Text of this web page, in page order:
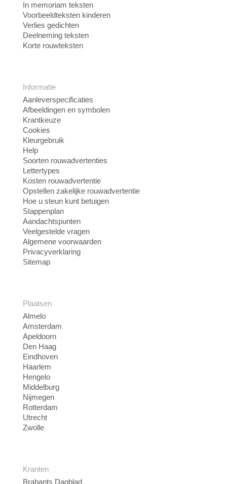
In memoriam teksten
Voorbeeldteksten kinderen
Verlies gedichten
Deelneming teksten
Korte rouwteksten
Informatie
Aanleverspecificaties
Afbeeldingen en symbolen
Krantkeuze
Cookies
Kleurgebruik
Help
Soorten rouwadvertenties
Lettertypes
Kosten rouwadvertentie
Opstellen zakelijke rouwadvertentie
Hoe u steun kunt betuigen
Stappenplan
Aandachtspunten
Veelgestelde vragen
Algemene voorwaarden
Privacyverklaring
Sitemap
Plaatsen
Almelo
Amsterdam
Apeldoorn
Den Haag
Eindhoven
Haarlem
Hengelo
Middelburg
Nijmegen
Rotterdam
Utrecht
Zwolle
Kranten
Brabants Dagblad